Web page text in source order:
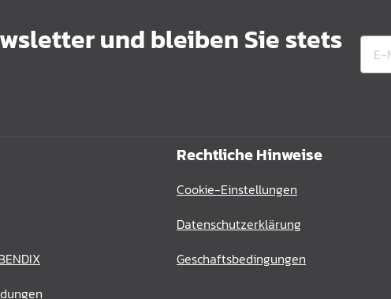
und bleiben Sie stets
Rechtliche Hinweise
Cookie-Einstellungen
Datenschutzerklärung
Geschaftsbedingungen